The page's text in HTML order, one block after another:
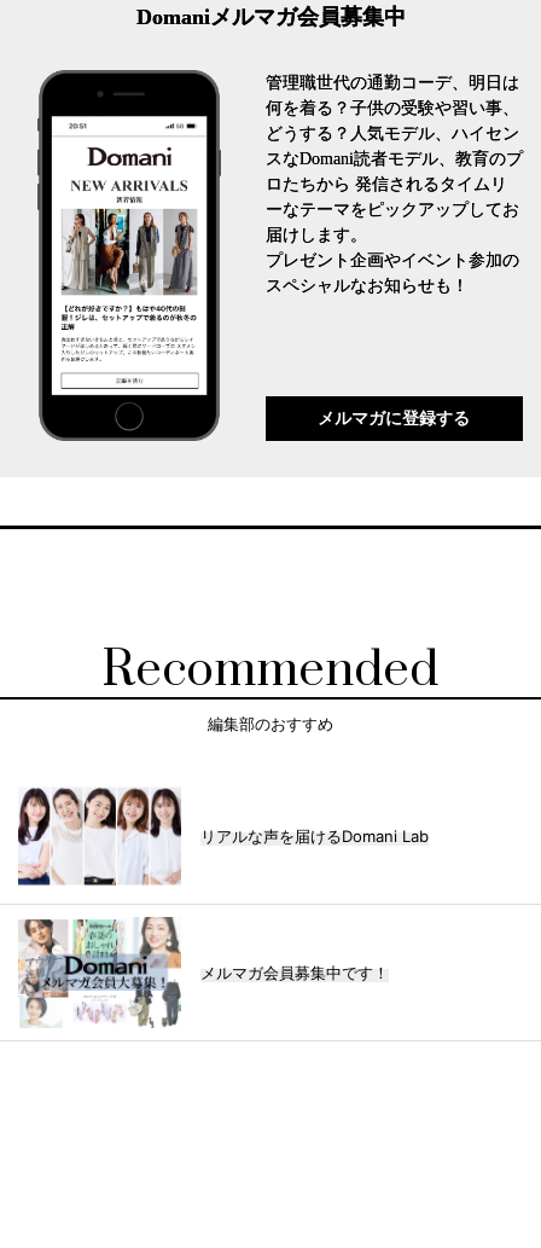
Domaniメルマガ会員募集中
管理職世代の通勤コーデ、明日は
何を着る？子供の受験や習い事、
どうする？人気モデル、ハイセン
スなDomani読者モデル、教育のプ
ロたちから 発信されるタイムリ
ーなテーマをピックアップしてお
届けします。
プレゼント企画やイベント参加の
スペシャルなお知らせも！
メルマガに登録する
Recommended
編集部のおすすめ
リアルな声を届けるDomani Lab
メルマガ会員募集中です！